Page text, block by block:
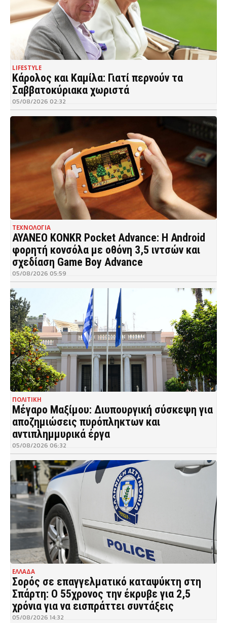
LIFESTYLE
Κάρολος και Καμίλα: Γιατί περνούν τα
Σαββατοκύριακα χωριστά
05/08/2026 02:32
ΤΕΧΝΟΛΟΓΙΑ
AYANEO KONKR Pocket Advance: Η Android
φορητή κονσόλα με οθόνη 3,5 ιντσών και
σχεδίαση Game Boy Advance
05/08/2026 05:59
ΠΟΛΙΤΙΚΗ
Μέγαρο Μαξίμου: Διυπουργική σύσκεψη για
αποζημιώσεις πυρόπληκτων και
αντιπλημμυρικά έργα
05/08/2026 06:32
ΕΛΛΑΔΑ
Σορός σε επαγγελματικό καταψύκτη στη
Σπάρτη: Ο 55χρονος την έκρυβε για 2,5
χρόνια για να εισπράττει συντάξεις
05/08/2026 14:32